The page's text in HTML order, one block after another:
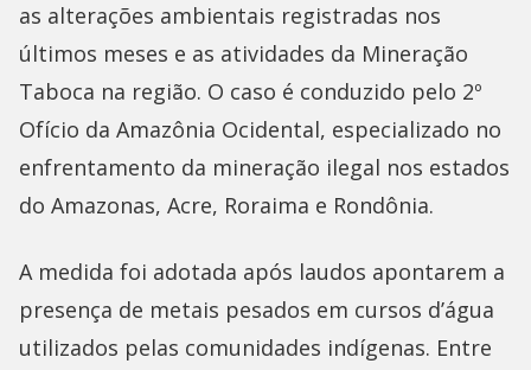
as alterações ambientais registradas nos
últimos meses e as atividades da Mineração
Taboca na região. O caso é conduzido pelo 2º
Ofício da Amazônia Ocidental, especializado no
enfrentamento da mineração ilegal nos estados
do Amazonas, Acre, Roraima e Rondônia.
A medida foi adotada após laudos apontarem a
presença de metais pesados em cursos d’água
utilizados pelas comunidades indígenas. Entre